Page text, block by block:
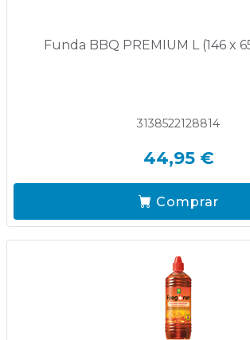
Funda BBQ PREMIUM L (146 x
3138522128814
44,95 €
Comprar